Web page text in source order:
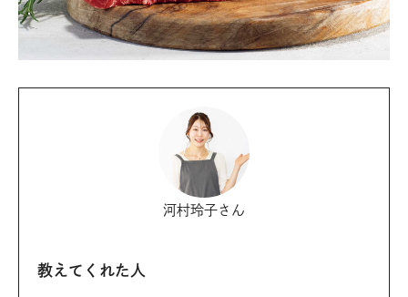
河村玲子さん
教えてくれた人